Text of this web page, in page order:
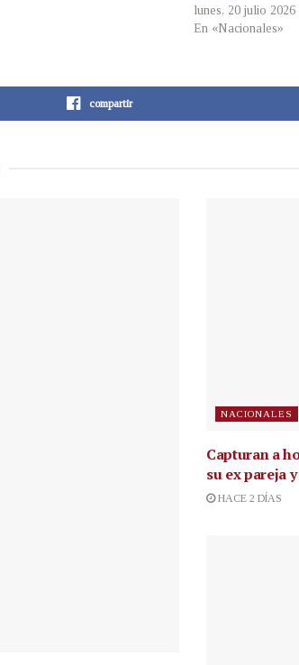
lunes, 20 julio 2026
En «Nacionales»
compartir
NACIONALES
Capturan a
su ex pareja
HACE 2 DÍAS